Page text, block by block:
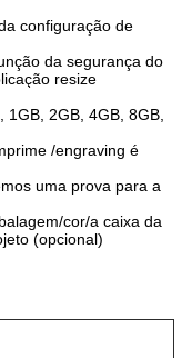
configuração de
da segurança do
resize
2GB, 4GB, 8GB,
/engraving é
uma prova para a
cor/a caixa da
(opcional)